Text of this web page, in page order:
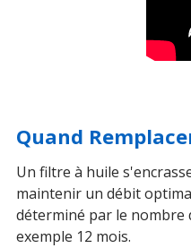
Quand
Un filtre à huile
maintenir un débit
déterminé par le nombre
exemple 12 mois.